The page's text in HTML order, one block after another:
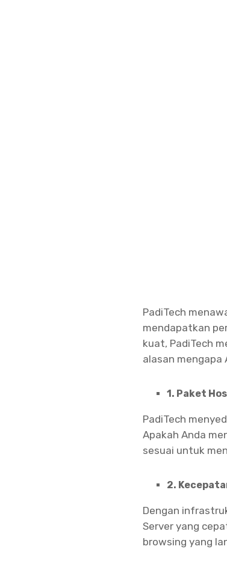
PadiTech
mendapatkan
kuat, PadiTech
alasan mengapa
1. Paket
PadiTech
Apakah Anda
sesuai untuk
2.
Dengan
Server yang
browsing yang